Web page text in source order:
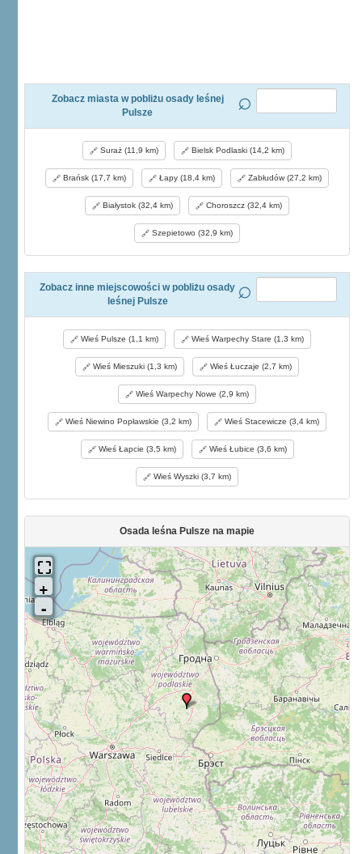
Zobacz miasta w pobliżu osady leśnej
Pulsze
Suraż (11,9 km) Bielsk Podlaski (14,2 km)
Brańsk (17,7 km) Łapy (18,4 km) Zabłudów (27,2 km)
Białystok (32,4 km) Choroszcz (32,4 km)
Szepietowo (32,9 km)
Zobacz inne miejscowości w pobliżu osady
leśnej Pulsze
Wieś Pulsze (1,1 km) Wieś Warpechy Stare (1,3 km)
Wieś Mieszuki (1,3 km) Wieś Łuczaje (2,7 km)
Wieś Warpechy Nowe (2,9 km)
Wieś Niewino Popławskie (3,2 km) Wieś Stacewicze (3,4 km)
Wieś Łapcie (3,5 km) Wieś Łubice (3,6 km)
Wieś Wyszki (3,7 km)
Osada leśna Pulsze na mapie